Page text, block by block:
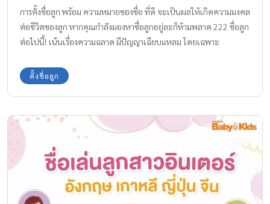
การตั้งชื่อลูก พร้อม ความหมายของชื่อ ที่ดี จะเป็นผลให้เกิดความมงคล
ต่อชีวิตของลูก หากคุณกำลังมองหาชื่อลูกอยู่ละก็ห้ามพลาด 222 ชื่อลูก
ต่อไปนี้! เน้นเรื่องความฉลาด มีปัญญาเฉียบแหลม โดยเฉพาะ
ตั้งชื่อลูก